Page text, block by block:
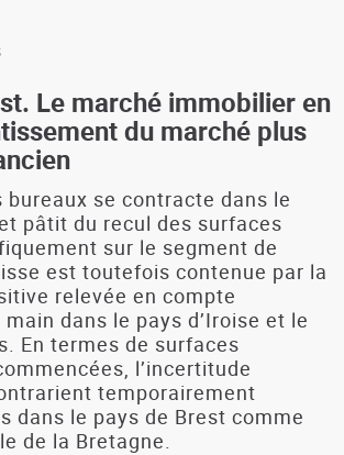
sur
disponible
début
2025
dans
pays
de
Brest
Le marché immobilier en
du marché plus
bureaux se contracte dans le
pâtit du recul des surfaces
sur le segment de
est toutefois contenue par la
relevée en compte
dans le pays d’Iroise et le
En termes de surfaces
l’incertitude
temporairement
dans le pays de Brest comme
de la Bretagne.